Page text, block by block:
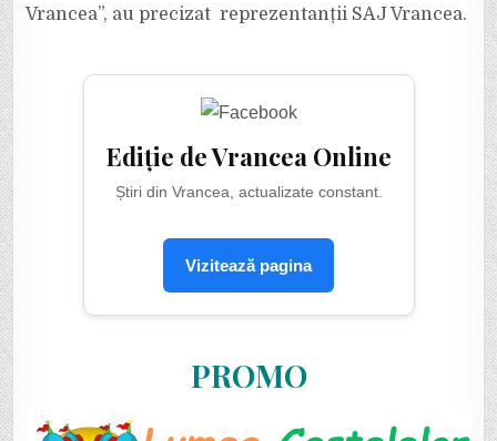
Vrancea”, au precizat reprezentanții SAJ Vrancea.
Ediție de Vrancea Online
Știri din Vrancea, actualizate constant.
Vizitează pagina
PROMO